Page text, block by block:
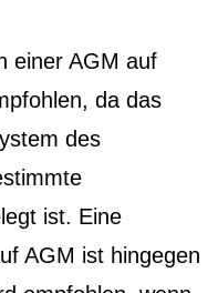
einer AGM auf
da das
des
ist. Eine
AGM ist hingegen